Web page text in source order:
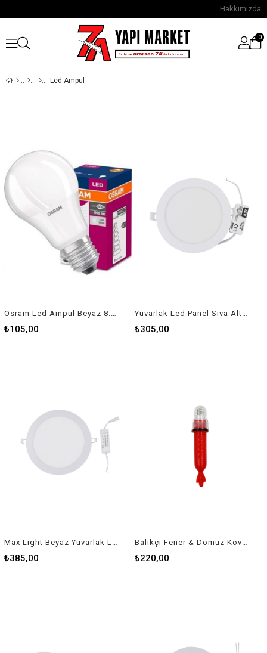
Hakkımızda
0
Led Ampul
₺105,00 ₺305,00
Max Light Beyaz Yuvarlak Led Panel Sıva Altı 18W 1620 Lm
₺385,00
Balıkçı Fener & Domuz Kovar 15 Ledli Pilli
₺220,00